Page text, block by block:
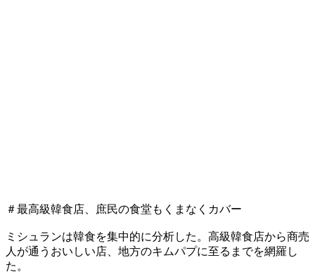
＃最高級韓食店、庶民の食堂もくまなくカバー
ミシュランは韓食を集中的に分析した。高級韓食店から商売
人が通うおいしい店、地方のキムパプに至るまでを網羅し
た。